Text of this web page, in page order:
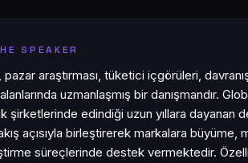
SPEAKER
pazar araştırması, tüketici içgörüleri,
uzmanlaşmış bir danışmandır.
şirketlerinde edindiği uzun yıllara dayanan
açısıyla birleştirerek markalara büyüme,
süreçlerinde destek vermektedir.